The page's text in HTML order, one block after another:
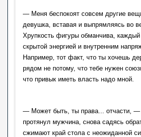
— Меня беспокоят совсем другие
девушка, вставая и выпрямляясь во
Хрупкость фигуры обманчива,
скрытой энергией и внутренним
Например, тот факт, что ты хочешь
рядом не потому, что тебе нужен
что привык иметь власть надо мной.
— Может быть, ты права... отчасти, —
протянул мужчина, снова садясь
сжимают край стола с неожиданной